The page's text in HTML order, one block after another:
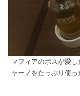
マフィアのボスが愛
ャーノをたっぷり使っ